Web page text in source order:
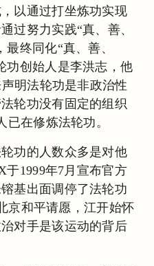
以通过打坐炼功实现
过努力实践“真、善、
终同化“真、善、
功创始人是李洪志，他
明法轮功是非政治性
轮功没有固定的组织
已在修炼法轮功。
功的人数众多是对他
1999年7月宣布官方
基出面调停了法轮功
京和平请愿，江开始怀
对手是该运动的背后